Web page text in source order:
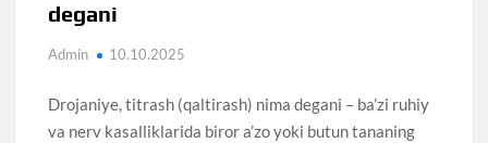
degani
Admin 10.10.2025
Drojaniye, titrash (qaltirash) nima degani – ba’zi ruhiy
va nerv kasalliklarida biror a’zo yoki butun tananing